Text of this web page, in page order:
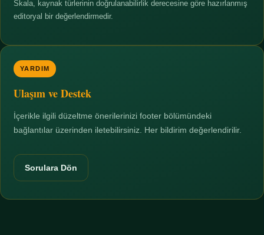
Skala, kaynak türlerinin doğrulanabilirlik derecesine göre hazırlanmış
editoryal bir değerlendirmedir.
YARDIM
Ulaşım ve Destek
İçerikle ilgili düzeltme önerilerinizi footer bölümündeki
bağlantılar üzerinden iletebilirsiniz. Her bildirim değerlendirilir.
Sorulara Dön